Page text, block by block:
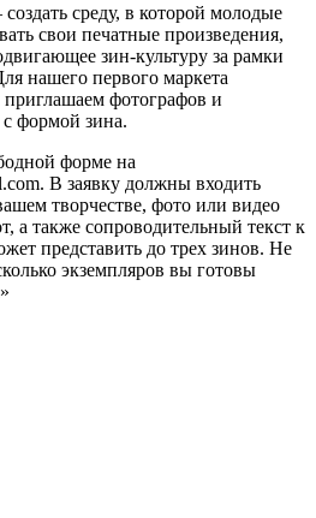
среду, в которой молодые
свои печатные произведения,
зин-культуру за рамки
нашего первого маркета
фотографов и
формой зина.
форме на
В заявку должны входить
творчестве, фото или видео
а также сопроводительный текст к
представить до трех зинов. Не
экземпляров вы готовы